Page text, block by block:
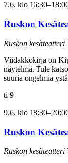
7.6. klo 16:30–
Ruskon
Ruskon kesäteatteri
Viidakkokirja on
näytelmä. Tule
suuria ongelmia
ti 9
9.6. klo 18:30–
Ruskon
Ruskon kesäteatteri